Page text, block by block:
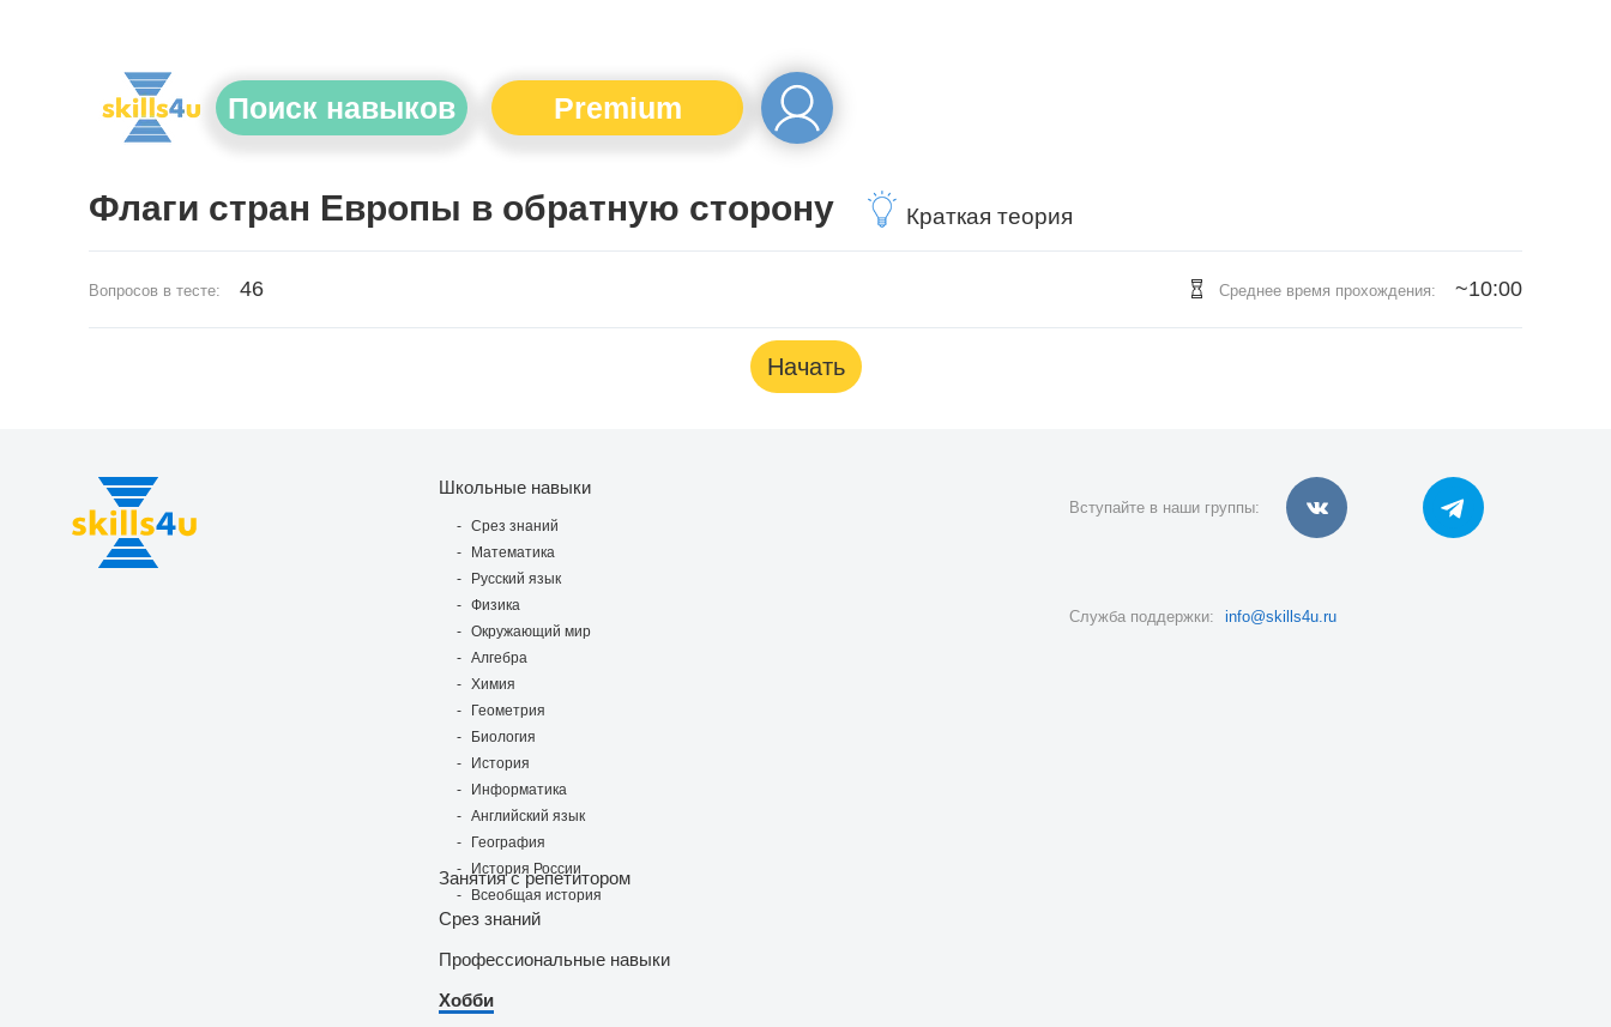
Поиск навыков Premium
Флаги стран Европы в обратную сторону Краткая теория
Вопросов в тесте: 46 Среднее время прохождения: ~10:00
Начать
Школьные навыки
Срез знаний
Математика
Русский язык
Физика
Окружающий мир
Алгебра
Химия
Геометрия
Биология
История
Информатика
Английский язык
География
История России
Всеобщая история
Занятия с репетитором
Срез знаний
Профессиональные навыки
Хобби
Вступайте в наши группы:
Служба поддержки: info@skills4u.ru